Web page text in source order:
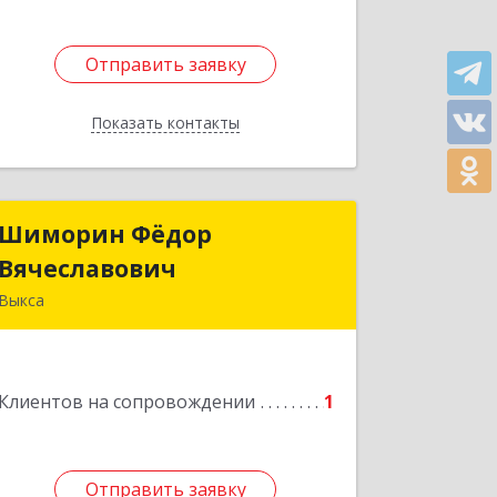
Отправить заявку
Показать контакты
Отправить заявку
Назад
Шиморин Фёдор
Вячеславович
Выкса
Клиентов на сопровождении 1
Отправить заявку
Шиморин Фёдор
Вячеславович
Отправить заявку